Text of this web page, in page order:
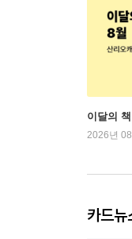
이달의
2026년
카드뉴